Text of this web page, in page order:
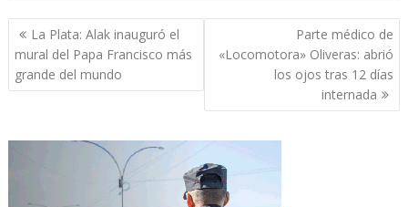
Navegación
de
entradas
La Plata: Alak inauguró el
mural del Papa Francisco más
grande del mundo
Parte médico de
«Locomotora» Oliveras: abrió
los ojos tras 12 días
internada